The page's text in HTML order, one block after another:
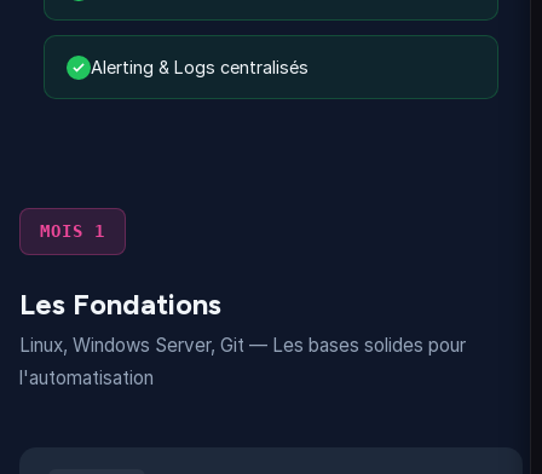
Alerting & Logs centralisés
MOIS 1
Les Fondations
Linux, Windows Server, Git — Les bases solides pour
l'automatisation